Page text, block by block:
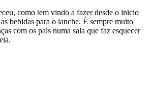
como tem vindo a fazer desde o inicio
bebidas para o lanche. É sempre muito
com os pais numa sala que faz esquecer